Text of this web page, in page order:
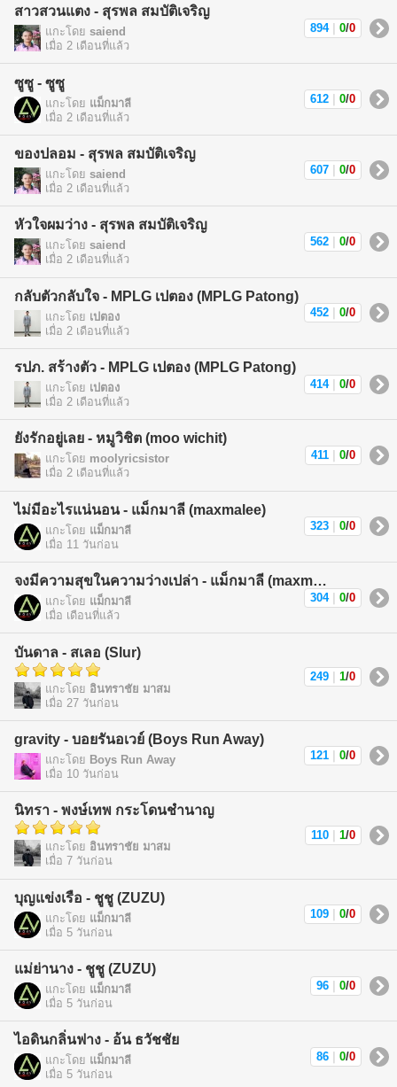
สาวสวนแตง - สุรพล สมบัติเจริญ
แกะโดย saiend
เมื่อ 2 เดือนที่แล้ว
894 0/0
ซูซู - ซูซู
แกะโดย แม็กมาลี
เมื่อ 2 เดือนที่แล้ว
612 0/0
ของปลอม - สุรพล สมบัติเจริญ
แกะโดย saiend
เมื่อ 2 เดือนที่แล้ว
607 0/0
หัวใจผมว่าง - สุรพล สมบัติเจริญ
แกะโดย saiend
เมื่อ 2 เดือนที่แล้ว
562 0/0
กลับตัวกลับใจ - MPLG เปตอง (MPLG Patong)
แกะโดย เปตอง
เมื่อ 2 เดือนที่แล้ว
452 0/0
รปภ. สร้างตัว - MPLG เปตอง (MPLG Patong)
แกะโดย เปตอง
เมื่อ 2 เดือนที่แล้ว
414 0/0
ยังรักอยู่เลย - หมูวิชิต (moo wichit)
แกะโดย moolyricsistor
เมื่อ 2 เดือนที่แล้ว
411 0/0
ไม่มีอะไรแน่นอน - แม็กมาลี (maxmalee)
แกะโดย แม็กมาลี
เมื่อ 11 วันก่อน
323 0/0
จงมีความสุขในความว่างเปล่า - แม็กมาลี (maxmalee)
แกะโดย แม็กมาลี
เมื่อ เดือนที่แล้ว
304 0/0
บันดาล - สเลอ (Slur)
แกะโดย อินทราชัย มาสม
เมื่อ 27 วันก่อน
249 1/0
gravity - บอยรันอเวย์ (Boys Run Away)
แกะโดย Boys Run Away
เมื่อ 10 วันก่อน
121 0/0
นิทรา - พงษ์เทพ กระโดนชำนาญ
แกะโดย อินทราชัย มาสม
เมื่อ 7 วันก่อน
110 1/0
บุญแข่งเรือ - ชูชู (ZUZU)
แกะโดย แม็กมาลี
เมื่อ 5 วันก่อน
109 0/0
แม่ย่านาง - ชูชู (ZUZU)
แกะโดย แม็กมาลี
เมื่อ 5 วันก่อน
96 0/0
ไอดินกลิ่นฟาง - อ้น ธวัชชัย
แกะโดย แม็กมาลี
เมื่อ 5 วันก่อน
86 0/0